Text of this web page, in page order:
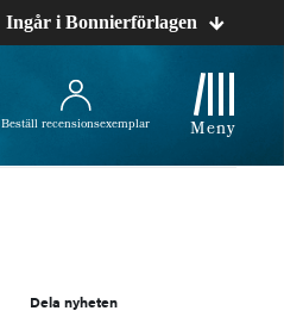
Ingår i Bonnierförlagen
Beställ recensionsexemplar Meny
Dela nyheten